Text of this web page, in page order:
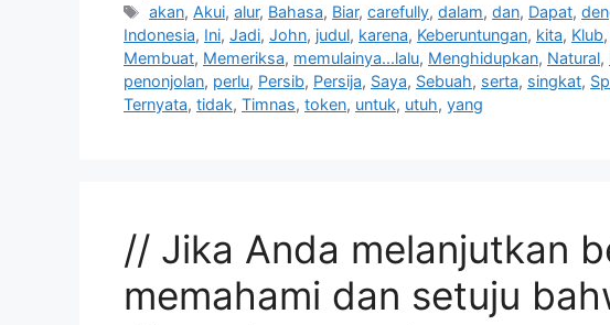
Tag
akan, Akui,alur, Bahasa, Biar,carefully,dalam,dan, Dapat,
Indonesia, Ini, Jadi, John, judul, karena, Keberuntungan, kita, Klub,
Membuat, Memeriksa, memulainya...lalu, Menghidupkan, Natural,
penonjolan, perlu, Persib, Persija, Saya, Sebuah, serta, singkat,
Ternyata, tidak, Timnas, token, untuk, utuh, yang
// Jika Anda melanjutkan
memahami dan setuju